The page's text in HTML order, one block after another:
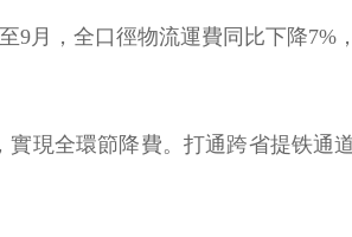
月，全口徑物流運費同比下降7%
現全環節降費。打通跨省提铁通